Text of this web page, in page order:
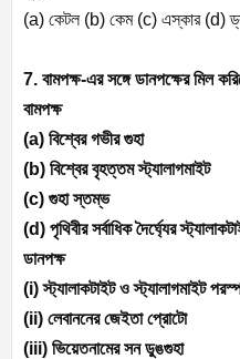
(a) কেটল (b) কেম (c) এস্কার (d)
7. বামপক্ষ-এর সঙ্গে ডানপক্ষের মিল
বামপক্ষ
(a) বিশ্বের গভীর গুহা
(b) বিশ্বের বৃহত্তম স্ট্যালাগমাইট
(c) গুহা স্তম্ভ
(d) পৃথিবীর সর্বাধিক দৈর্ঘ্যের
ডানপক্ষ
(i)স্ট্যালাকটাইট ও স্ট্যালাগমাইট
(ii) লেবাননের জেইতা প্রোটো
(iii) ভিয়েতনামের সন ডুঙগুহা